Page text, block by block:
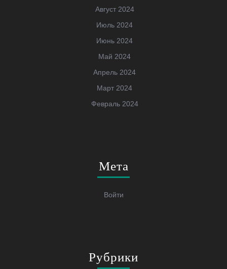
Август 2024
Июль 2024
Июнь 2024
Май 2024
Апрель 2024
Март 2024
Февраль 2024
Мета
Войти
Рубрики